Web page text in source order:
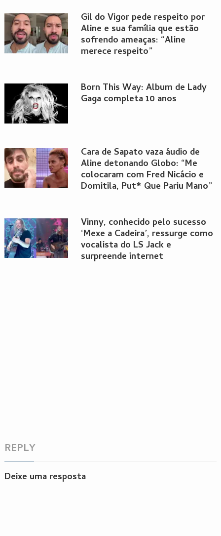
Gil do Vigor pede respeito por
Aline e sua família que estão
sofrendo ameaças: “Aline
merece respeito”
Born This Way: Álbum de Lady
Gaga completa 10 anos
Cara de Sapato vaza áudio de
Aline detonando Globo: “Me
colocaram com Fred Nicácio e
Domitila, Put* Que Pariu Mano”
Vinny, conhecido pelo sucesso
‘Mexe a Cadeira’, ressurge como
vocalista do LS Jack e
surpreende internet
REPLY
Deixe uma resposta